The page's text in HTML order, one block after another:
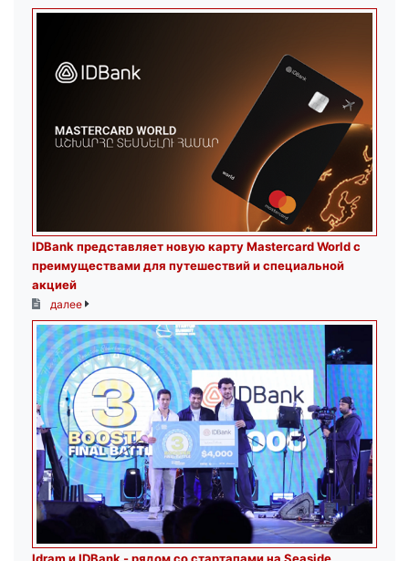
IDBank представляет новую карту Mastercard World с
преимуществами для путешествий и специальной
акцией
далее
Idram и IDBank - рядом со стартапами на Seaside